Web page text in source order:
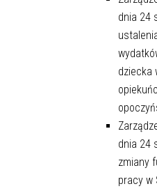
dnia 24
dziecka
dnia 24
zmiany
pracy w